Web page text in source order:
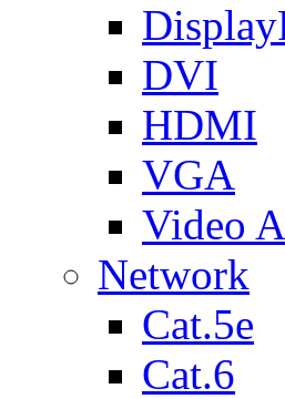
DVI
HDMI
VGA
Video
Network
Cat.5e
Cat.6